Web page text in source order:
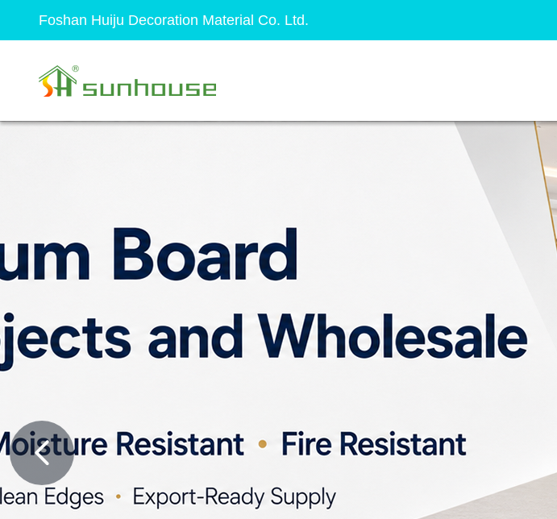
Foshan Huiju Decoration Material Co. Ltd.